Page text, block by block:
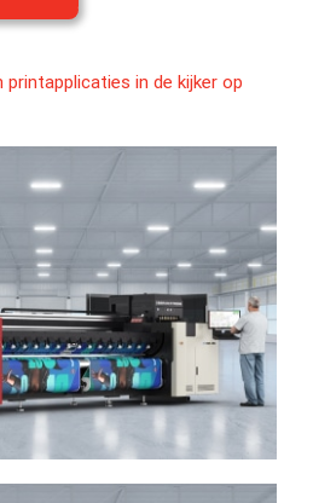
in de kijker op